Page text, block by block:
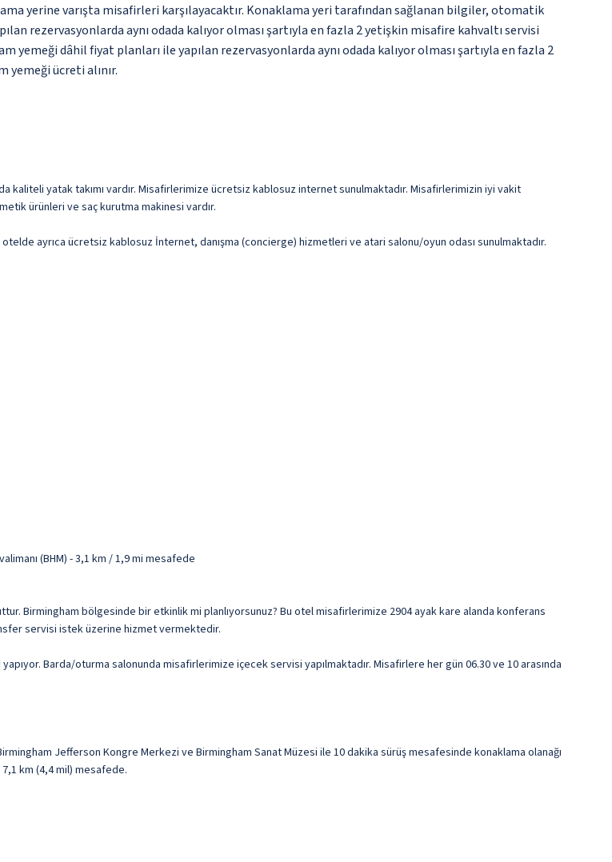
yerine varışta misafirleri karşılayacaktır. Konaklama yeri tarafından sağlanan bilgiler, otomatik
rezervasyonlarda aynı odada kalıyor olması şartıyla en fazla 2 yetişkin misafire kahvaltı servisi
dâhil fiyat planları ile yapılan rezervasyonlarda aynı odada kalıyor olması şartıyla en fazla 2
yemeği ücreti alınır.
kaliteli yatak takımı vardır. Misafirlerimize ücretsiz kablosuz internet sunulmaktadır. Misafirlerimizin iyi vakit
ürünleri ve saç kurutma makinesi vardır.
otelde ayrıca ücretsiz kablosuz İnternet, danışma (concierge) hizmetleri ve atari salonu/oyun odası sunulmaktadır.
(BHM) - 3,1 km / 1,9 mi mesafede
Birmingham bölgesinde bir etkinlik mi planlıyorsunuz? Bu otel misafirlerimize 2904 ayak kare alanda konferans
servisi istek üzerine hizmet vermektedir.
Barda/oturma salonunda misafirlerimize içecek servisi yapılmaktadır. Misafirlere her gün 06.30 ve 10 arasında
Jefferson Kongre Merkezi ve Birmingham Sanat Müzesi ile 10 dakika sürüş mesafesinde konaklama olanağı
km (4,4 mil) mesafede.